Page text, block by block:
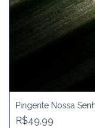
Pingente Nossa
R$49,99